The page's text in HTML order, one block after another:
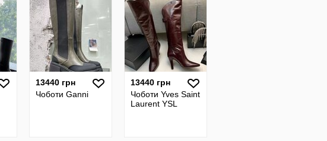
13440 грн
Чоботи Ganni
13440 грн
Чоботи Yves Saint
Laurent YSL